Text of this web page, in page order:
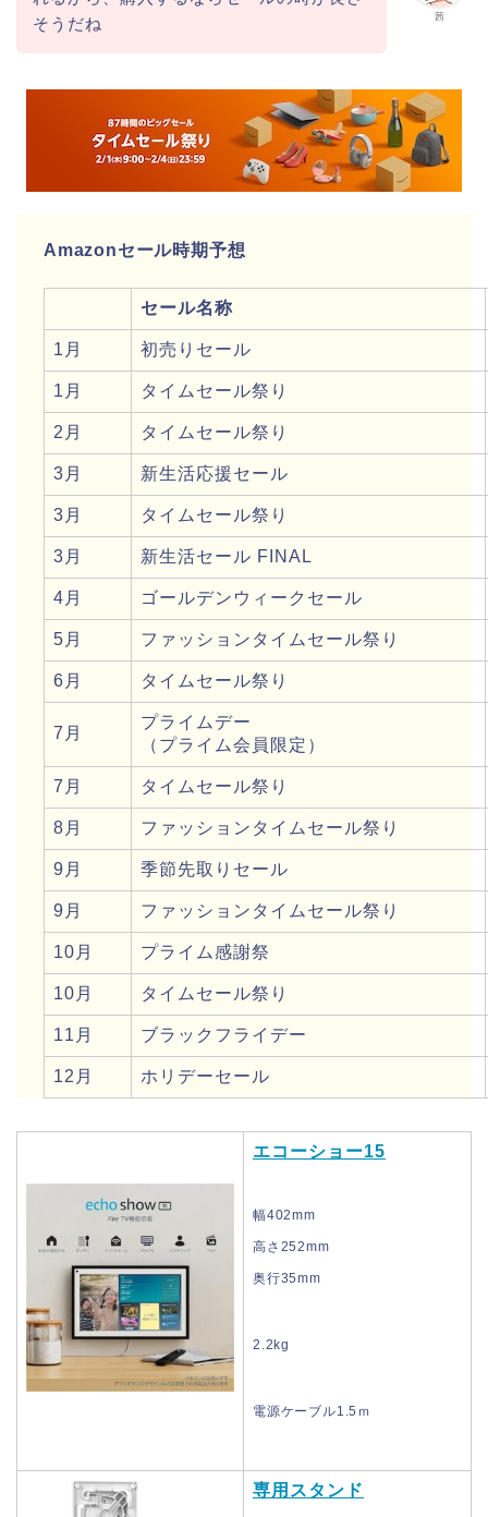
茜
そうだね
Amazonセール時期予想
セール名称
1月 初売りセール
1月 タイムセール祭り
2月 タイムセール祭り
3月 新生活応援セール
3月 タイムセール祭り
3月 新生活セール FINAL
4月 ゴールデンウィークセール
5月 ファッションタイムセール祭り
6月 タイムセール祭り
7月
プライムデー
（プライム会員限定）
7月 タイムセール祭り
8月 ファッションタイムセール祭り
9月 季節先取りセール
9月 ファッションタイムセール祭り
10月 プライム感謝祭
10月 タイムセール祭り
11月 ブラックフライデー
12月 ホリデーセール
エコーショー15
幅402mm
高さ252mm
奥行35mm
2.2kg
電源ケーブル1.5ｍ
専用スタンド